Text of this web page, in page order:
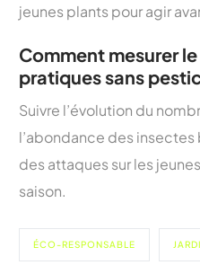
jeunes plants pour agir
Comment mesurer
pratiques sans
Suivre l’évolution du
l’abondance des
des attaques sur les
saison.
ÉCO-RESPONSABLE